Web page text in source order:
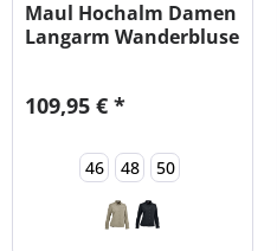
Maul Hochalm Damen
Langarm Wanderbluse
109,95 € *
46 48 50